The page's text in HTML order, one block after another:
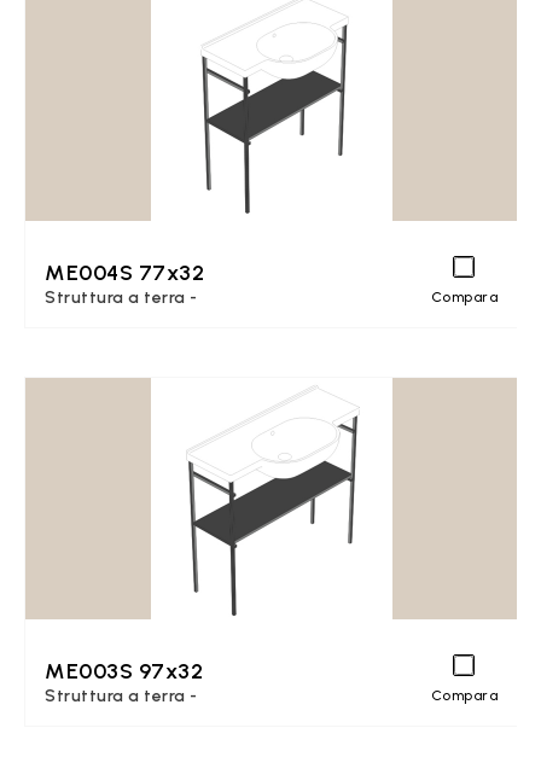
ME004S 77x32
Struttura a terra - Compara
ME003S 97x32
Struttura a terra - Compara